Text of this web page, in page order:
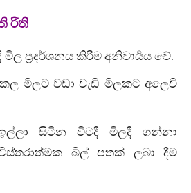
රීති
ප්‍රදර්ශනය කිරීම අනිවාර්‍යය වේ.
මිලට වඩා වැඩි මිලකට අලෙවි
සිටින විටදී මිලදී ගන්නා
බිල් පතක් ලබා දීම